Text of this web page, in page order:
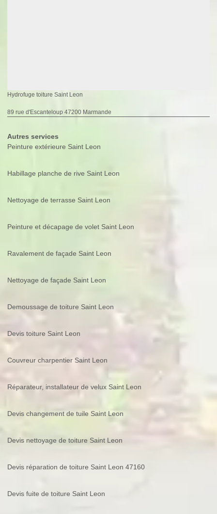
Hydrofuge toiture Saint Leon
89 rue d'Escanteloup 47200 Marmande
Autres services
Peinture extérieure Saint Leon
Habillage planche de rive Saint Leon
Nettoyage de terrasse Saint Leon
Peinture et décapage de volet Saint Leon
Ravalement de façade Saint Leon
Nettoyage de façade Saint Leon
Demoussage de toiture Saint Leon
Devis toiture Saint Leon
Couvreur charpentier Saint Leon
Réparateur, installateur de velux Saint Leon
Devis changement de tuile Saint Leon
Devis nettoyage de toiture Saint Leon
Devis réparation de toiture Saint Leon 47160
Devis fuite de toiture Saint Leon